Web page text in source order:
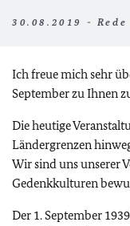
30.08.2019 - Rede
Ich freue mich sehr
September zu Ihnen
Die heutige
Ländergrenzen
Wir sind uns unserer
Gedenkkulturen
Der 1. September